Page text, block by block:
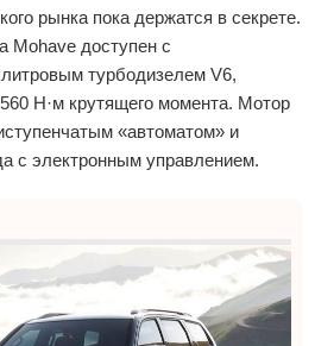
рынка пока держатся в секрете.
доступен с
турбодизелем V6,
Н·м крутящего момента. Мотор
«автоматом» и
с электронным управлением.